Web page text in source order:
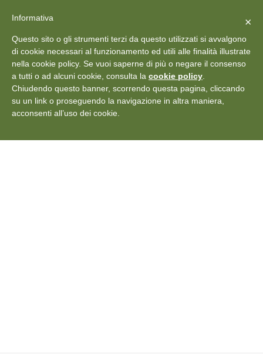
+39 011 18867102 info@aceper.it Statuto
Aceper
Vedi: Protezione dei dati personali ×
Informativa
Questo sito o gli strumenti terzi da questo utilizzati si avvalgono
di cookie necessari al funzionamento ed utili alle finalità illustrate
nella cookie policy. Se vuoi saperne di più o negare il consenso
a tutti o ad alcuni cookie, consulta la cookie policy
Chiudendo questo banner, scorrendo questa pagina, cliccando
su un link o proseguendo la navigazione in altra maniera,
acconsenti all’uso dei cookie.